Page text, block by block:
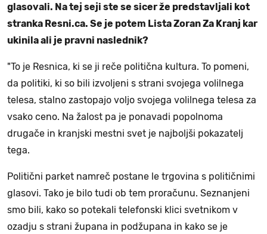
glasovali. Na tej seji ste se sicer že predstavljali kot
stranka Resni.ca. Se je potem Lista Zoran Za Kranj kar
ukinila ali je pravni naslednik?
"To je Resnica, ki se ji reče politična kultura. To pomeni,
da politiki, ki so bili izvoljeni s strani svojega volilnega
telesa, stalno zastopajo voljo svojega volilnega telesa za
vsako ceno. Na žalost pa je ponavadi popolnoma
drugače in kranjski mestni svet je najboljši pokazatelj
tega.
Politični parket namreč postane le trgovina s političnimi
glasovi. Tako je bilo tudi ob tem proračunu. Seznanjeni
smo bili, kako so potekali telefonski klici svetnikom v
ozadju s strani župana in podžupana in kako se je